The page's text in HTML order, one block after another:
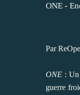
ONE -
Par
ONE : Un
guerre